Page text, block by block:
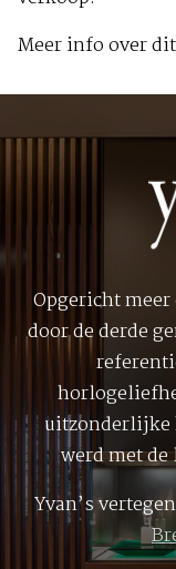
Meer info over
Opgericht
door de derde
uitzonderlijke
werd met
Yvan’s